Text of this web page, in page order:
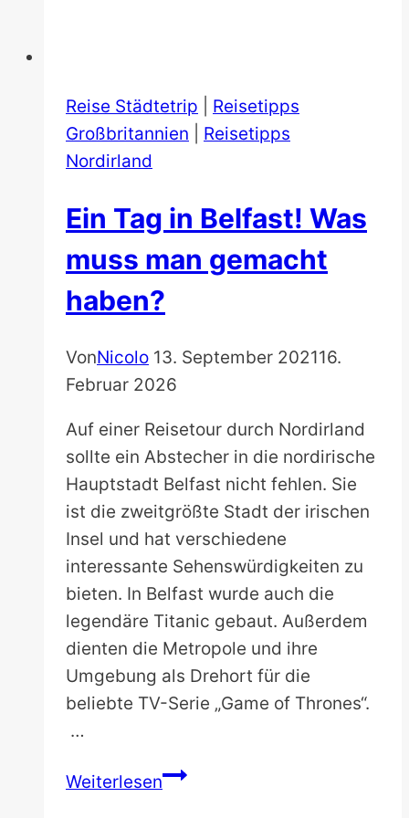
Reise Städtetrip
Reisetipps
Großbritannien
Reisetipps
Nordirland
Ein Tag in Belfast! Was
muss man gemacht
haben?
VonNicolo 13. September 202116.
Februar 2026
Auf einer Reisetour durch Nordirland
sollte ein Abstecher in die nordirische
Hauptstadt Belfast nicht fehlen. Sie
ist die zweitgrößte Stadt der irischen
Insel und hat verschiedene
interessante Sehenswürdigkeiten zu
bieten. In Belfast wurde auch die
legendäre Titanic gebaut. Außerdem
dienten die Metropole und ihre
Umgebung als Drehort für die
beliebte TV-Serie „Game of Thrones“.
…
WeiterlesenEin